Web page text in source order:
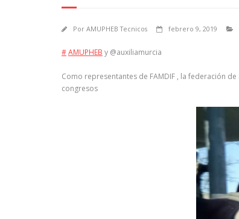
Por AMUPHEB Tecnicos febrero 9, 2019
#AMUPHEB y @auxiliamurcia
Como representantes de FAMDIF , la federación
congresos